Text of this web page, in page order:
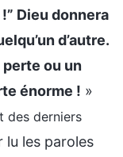
Dieu donnera
d’autre.
perte ou un
énorme ! »
des derniers
lu les paroles